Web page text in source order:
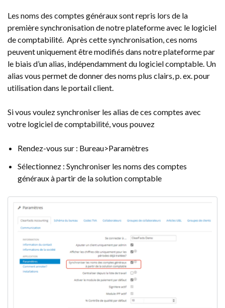
Les noms des comptes généraux sont repris lors de la
première synchronisation de notre plateforme avec le logiciel
de comptabilité. Après cette synchronisation, ces noms
peuvent uniquement être modifiés dans notre plateforme par
le biais d’un alias, indépendamment du logiciel comptable. Un
alias vous permet de donner des noms plus clairs, p. ex. pour
utilisation dans le portail client.
Si vous voulez synchroniser les alias de ces comptes avec
votre logiciel de comptabilité, vous pouvez
Rendez-vous sur : Bureau>Paramètres
Sélectionnez : Synchroniser les noms des comptes
généraux à partir de la solution comptable